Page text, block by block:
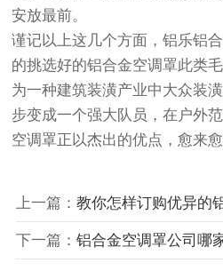
安放最前。
谨记以上这几个方面，铝乐铝
的挑选好的铝合金空调罩此类
为一种建筑装潢产业中大众装
步变成一个强大队员，在户外
空调罩正以杰出的优点，愈来
上一篇： 教你怎样订购优异的铝合金
下一篇： 铝合金空调罩公司哪家好？